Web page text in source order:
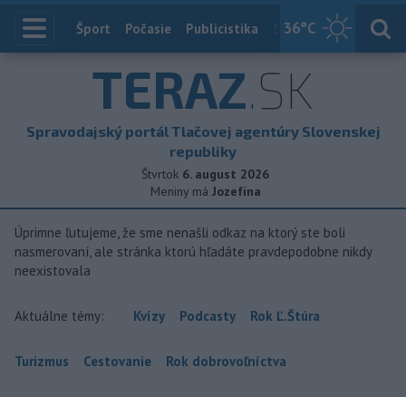
36°C
Index
Šport Počasie Publicistika Slovensko
TERAZ.SK
Spravodajský portál Tlačovej agentúry Slovenskej
republiky
Štvrtok 6. august 2026
Meniny má Jozefína
Úprimne ľutujeme, že sme nenašli odkaz na ktorý ste boli
nasmerovaní, ale stránka ktorú hľadáte pravdepodobne nikdy
neexistovala
Aktuálne témy: Kvízy Podcasty Rok Ľ.Štúra
Turizmus Cestovanie Rok dobrovoľníctva